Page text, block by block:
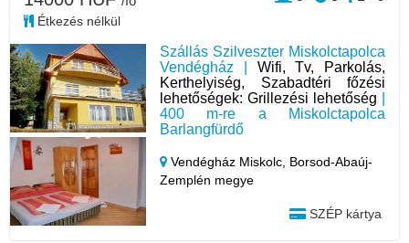
Szállás Szilveszter Miskolctapolca
Vendégház | Wifi, Tv, Parkolás,
Kerthelyiség, Szabadtéri főzési
lehetőségek: Grillezési lehetőség
400 m-re a Miskolctapolca
Barlangfürdő
Vendégház Miskolc, Borsod-Abaúj-
Zemplén megye
SZÉP kártya
Étkezés nélkül